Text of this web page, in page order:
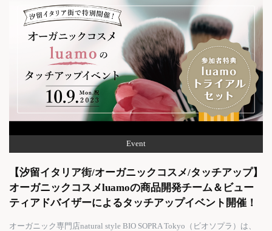
Event
【汐留イタリア街/オーガニックコスメ/タッチアップ】
オーガニックコスメluamoの商品開発チーム＆ビュー
ティアドバイザーによるタッチアップイベント開催！
オーガニック専門店natural style BIO SOPRA Tokyo（ビオソプラ）は、